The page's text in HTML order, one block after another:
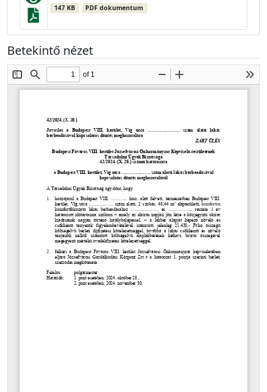
147 KB PDF dokumentum
Betekintő nézet